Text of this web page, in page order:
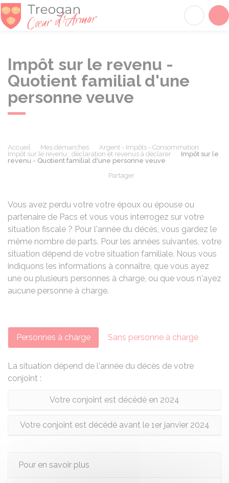
Impôt sur le revenu -
Quotient familial d'une
personne veuve
Accueil Mes démarches
Argent - Impôts - Consommation
Impôt sur le revenu : déclaration et revenus à déclarer
Impôt sur le
revenu - Quotient familial d'une personne veuve
Partager
Vous avez perdu votre votre époux ou épouse ou
partenaire de Pacs et vous vous interrogez sur votre
situation fiscale ? Pour l'année du décès, vous gardez le
même nombre de parts. Pour les années suivantes, votre
situation dépend de votre situation familiale. Nous vous
indiquons les informations à connaître, que vous ayez
une ou plusieurs personnes à charge, ou que vous n'ayez
aucune personne à charge.
Personnes à charge Sans personne à charge
La situation dépend de l'année du décès de votre
conjoint :
Votre conjoint est décédé en 2024
Votre conjoint est décédé avant le 1er janvier 2024
Pour en savoir plus